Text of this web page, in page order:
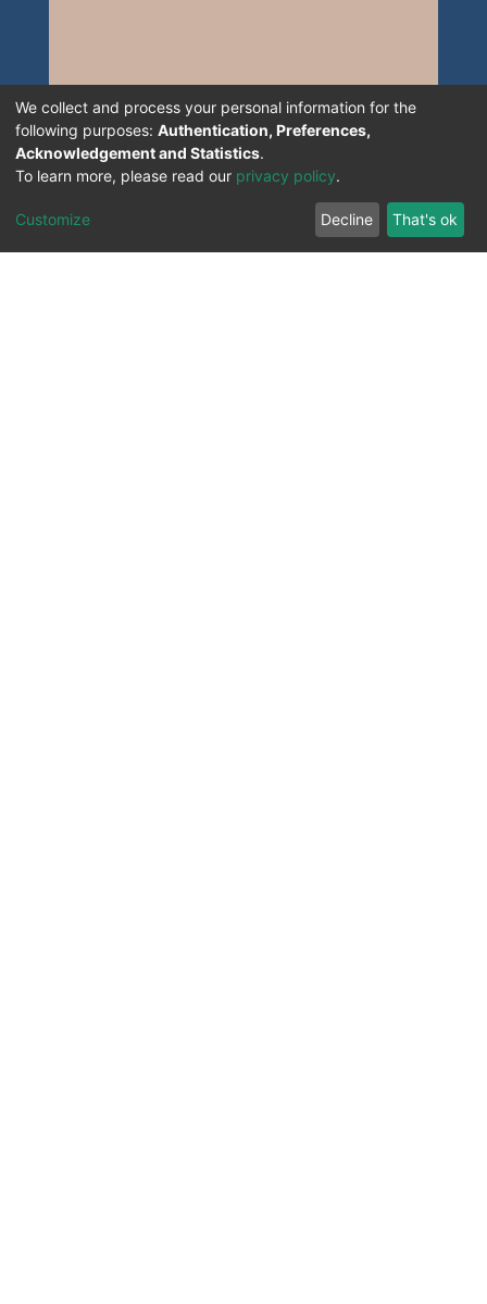
We collect and process your personal information for the
following purposes: Authentication, Preferences,
Acknowledgement and Statistics.
To learn more, please read our privacy policy.
Customize Decline That's ok